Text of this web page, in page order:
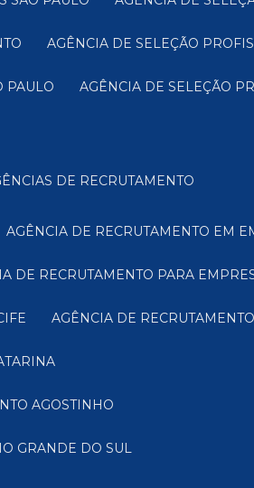
AGÊNCIA DE SELEÇÃO
PAULO AGÊNCIA DE SELEÇÃO
DE RECRUTAMENTO
AGÊNCIA DE RECRUTAMENTO EM
DE RECRUTAMENTO PARA
AGÊNCIA DE
AGOSTINHO
GRANDE DO SUL